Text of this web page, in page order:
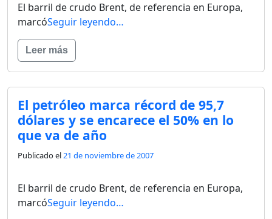
El barril de crudo Brent, de referencia en Europa,
marcóSeguir leyendo…
Leer más
El petróleo marca récord de 95,7
dólares y se encarece el 50% en lo
que va de año
Publicado el21 de noviembre de 2007
El barril de crudo Brent, de referencia en Europa,
marcóSeguir leyendo…